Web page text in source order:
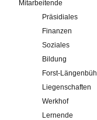
Mitarbeitende
Präsidiales
Finanzen
Soziales
Bildung
Forst-Längenbühl
Liegenschaften
Werkhof
Lernende